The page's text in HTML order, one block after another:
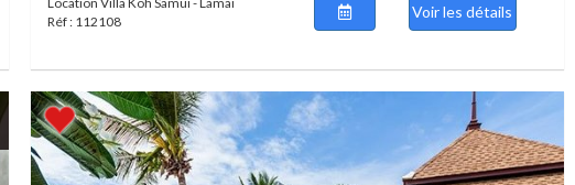
Réf : 112108
Voir les détails